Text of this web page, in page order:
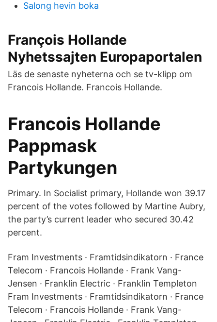
Salong hevin boka
François Hollande
Nyhetssajten Europaportalen
Läs de senaste nyheterna och se tv-klipp om
Francois Hollande. Francois Hollande.
Francois Hollande
Pappmask
Partykungen
Primary. In Socialist primary, Hollande won 39.17
percent of the votes followed by Martine Aubry,
the party’s current leader who secured 30.42
percent.
Fram Investments · Framtidsindikatorn · France
Telecom · Francois Hollande · Frank Vang-
Jensen · Franklin Electric · Franklin Templeton
Fram Investments · Framtidsindikatorn · France
Telecom · Francois Hollande · Frank Vang-